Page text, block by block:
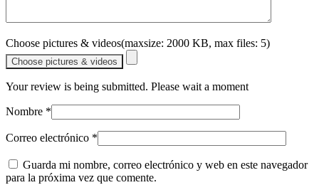
Choose pictures & videos(maxsize: 2000 KB, max files: 5)
Choose pictures & videos
Your review is being submitted. Please wait a moment
Nombre *
Correo electrónico *
Guarda mi nombre, correo electrónico y web en este navegador
para la próxima vez que comente.